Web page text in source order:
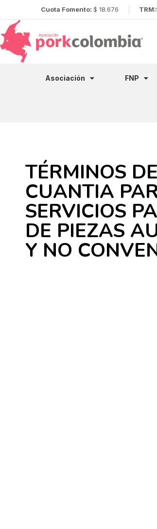
Cuota Fomento: $ 18.676 TRM:
Asociación FNP
TÉRMINOS
CUANTIA
SERVICIOS
DE PIEZAS
Y NO